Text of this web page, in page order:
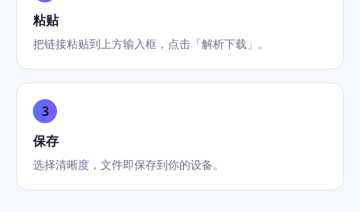
粘贴
把链接粘贴到上方输入框，点击「解析下载」。
3
保存
选择清晰度，文件即保存到你的设备。